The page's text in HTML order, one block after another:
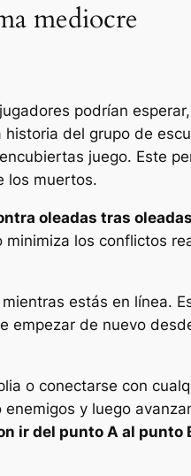
mediocre
podrían esperar,
historia del grupo de
juego. Este
los muertos.
oleadas tras
los conflictos
estás en línea.
empezar de nuevo
o conectarse con
y luego
ir del punto A al punto